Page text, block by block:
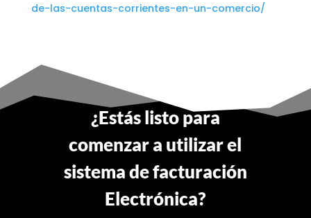
de-las-cuentas-corrientes-en-un-comercio/
¿Estás listo para
comenzar a utilizar el
sistema de facturación
Electrónica?